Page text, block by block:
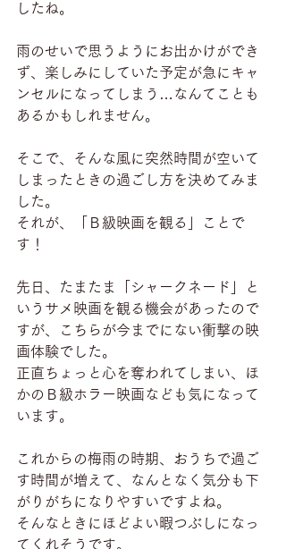
したね。
雨のせいで思うようにお出かけができ
ず、楽しみにしていた予定が急にキャ
ンセルになってしまう…なんてことも
あるかもしれません。
そこで、そんな風に突然時間が空いて
しまったときの過ごし方を決めてみま
した。
それが、「Ｂ級映画を観る」ことで
す！
先日、たまたま「シャークネード」と
いうサメ映画を観る機会があったので
すが、こちらが今までにない衝撃の映
画体験でした。
正直ちょっと心を奪われてしまい、ほ
かのＢ級ホラー映画なども気になって
います。
これからの梅雨の時期、おうちで過ご
す時間が増えて、なんとなく気分も下
がりがちになりやすいですよね。
そんなときにほどよい暇つぶしになっ
てくれそうです。